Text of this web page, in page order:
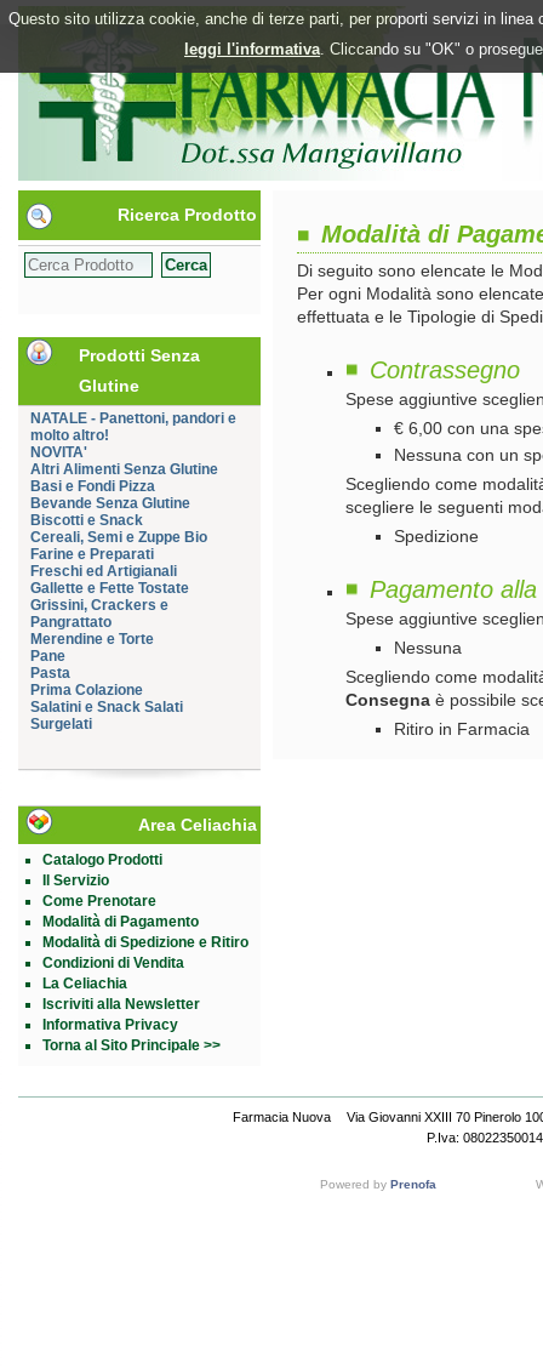
Questo sito utilizza cookie, anche di terze parti, per proporti servizi in
leggi l'informativa. Cliccando su "OK" o
Ricerca Prodotto
Prodotti Senza
Glutine
NATALE - Panettoni, pandori e
molto altro!
NOVITA'
Altri Alimenti Senza Glutine
Basi e Fondi Pizza
Bevande Senza Glutine
Biscotti e Snack
Cereali, Semi e Zuppe Bio
Farine e Preparati
Freschi ed Artigianali
Gallette e Fette Tostate
Grissini, Crackers e
Pangrattato
Merendine e Torte
Pane
Pasta
Prima Colazione
Salatini e Snack Salati
Surgelati
Area Celiachia
Catalogo Prodotti
Il Servizio
Come Prenotare
Modalità di Pagamento
Modalità di Spedizione e Ritiro
Condizioni di Vendita
La Celiachia
Iscriviti alla Newsletter
Informativa Privacy
Torna al Sito Principale >>
Modalità di
Di seguito sono elencate le
Per ogni Modalità sono
effettuata e le Tipologie di
Contrassegno
Spese aggiuntive
€ 6,00 con una
Nessuna con un
Scegliendo come
scegliere le seguenti
Spedizione
Pagamento
Spese aggiuntive
Nessuna
Scegliendo come
Consegna è possibile
Ritiro in Farmacia
Farmacia Nuova
Via Giovanni XXIII 70 Pinerolo
P.Iva: 08022350014
Powered by Prenofa